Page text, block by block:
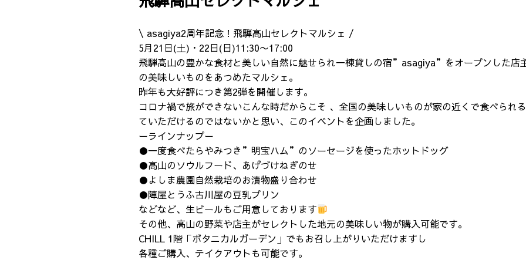
\ asagiya2周年記念！飛騨高山セレクトマルシェ /
5月21日(土)・22日(日)11:30〜17:00
飛騨高山の豊かな食材と美しい自然に魅せられ一棟貸しの宿”asagiya”をオープンした店
の美味しいものをあつめたマルシェ。
昨年も大好評につき第2弾を開催します。
コロナ禍で旅ができないこんな時だからこそ 、全国の美味しいものが家の近くで食べられ
ていただけるのではないかと思い、このイベントを企画しました。
ーラインナップー
●一度食べたらやみつき”明宝ハム”のソーセージを使ったホットドッグ
●高山のソウルフード、あげづけねぎのせ
●よしま農園自然栽培のお漬物盛り合わせ
●陣屋とうふ古川屋の豆乳プリン
などなど、生ビールもご用意しております
その他、高山の野菜や店主がセレクトした地元の美味しい物が購入可能です。
CHILL 1階「ボタニカルガーデン」でもお召し上がりいただけますし
各種ご購入、テイクアウトも可能です。